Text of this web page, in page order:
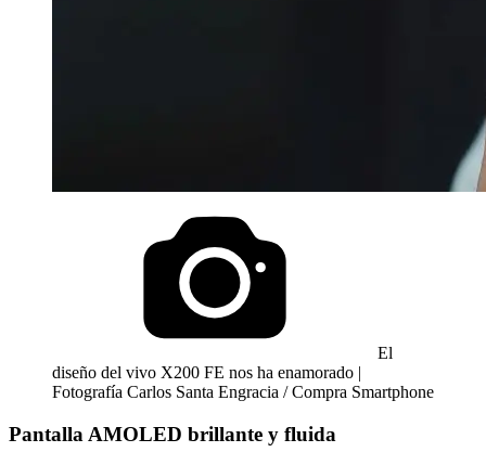
El
diseño del vivo X200 FE nos ha enamorado |
Fotografía Carlos Santa Engracia / Compra Smartphone
Pantalla AMOLED brillante y fluida